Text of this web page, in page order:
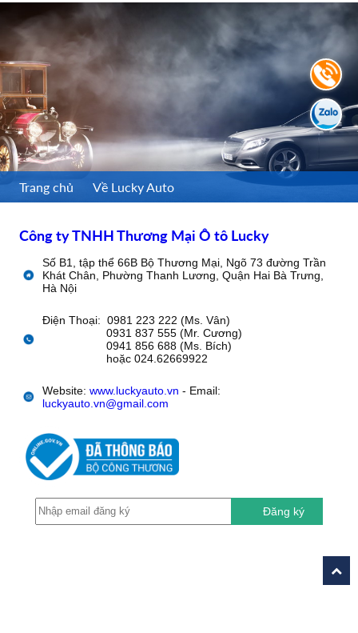
Trang chủ Về Lucky Auto
Công ty TNHH Thương Mại Ô tô Lucky
Số B1, tập thể 66B Bộ Thương Mại, Ngõ 73 đường Trần
Khát Chân, Phường Thanh Lương, Quận Hai Bà Trưng,
Hà Nội
Điện Thoại: 0981 223 222 (Ms. Vân)
0931 837 555 (Mr. Cương)
0941 856 688 (Ms. Bích)
hoặc 024.62669922
Website: www.luckyauto.vn - Email:
luckyauto.vn@gmail.com
Đăng ký